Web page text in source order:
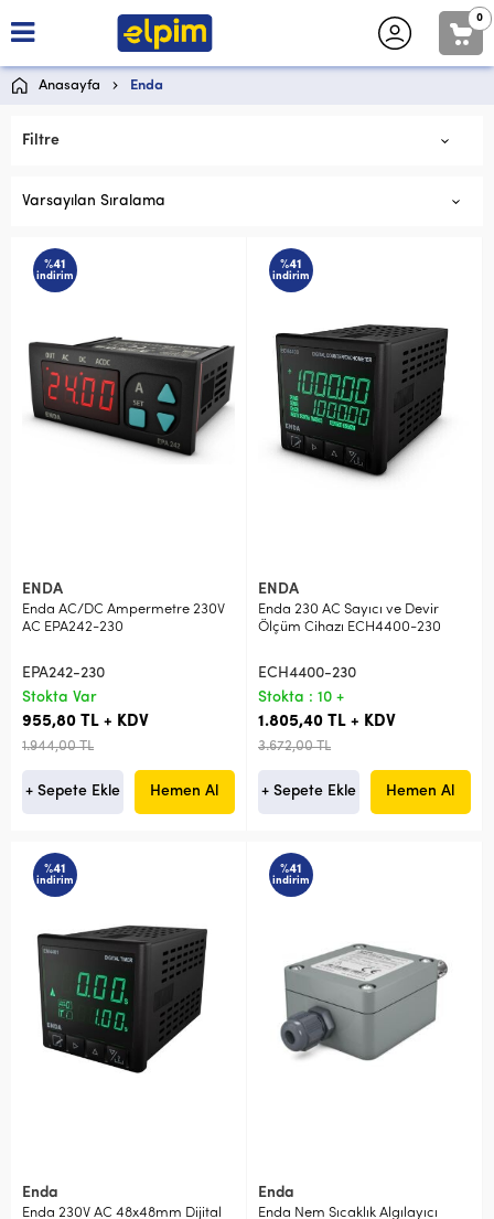
0
Anasayfa Enda
Filtre
Varsayılan Sıralama
%41
indirim
ENDA
Enda AC/DC Ampermetre 230V
AC EPA242-230
EPA242-230
Stokta Var
955,80 TL + KDV
1.944,00 TL
+ Sepete Ekle Hemen Al
%41
indirim
ENDA
Enda 230 AC Sayıcı ve Devir
Ölçüm Cihazı ECH4400-230
ECH4400-230
Stokta : 10 +
1.805,40 TL + KDV
3.672,00 TL
+ Sepete Ekle Hemen Al
%41
indirim
Enda
Enda 230V AC 48x48mm Dijital
%41
indirim
Enda
Enda Nem Sıcaklık Algılayıcı